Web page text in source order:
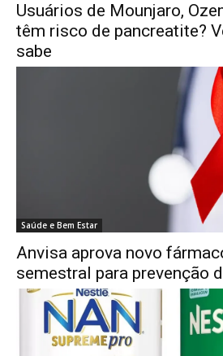
Usuários de Mounjaro,
têm risco de pancreatite?
sabe
Saúde e Bem Estar
Anvisa aprova novo
semestral para prevenção